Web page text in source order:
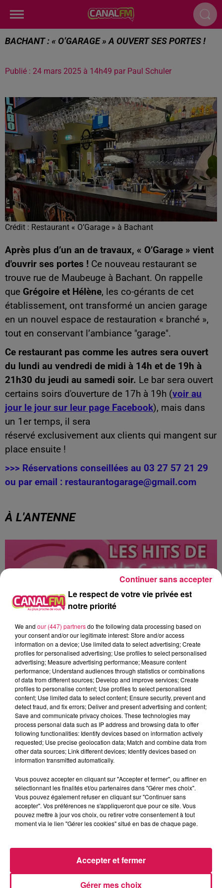
BACHANT : « O’GARAGE » A OUVERT SES PORTES !
Publié : 24 mars 2025 à 14h49 par Paul Schuler
Crédit : Restaurant « O’Garage » à Bachant
Après plus d’un an de travaux, « O’Garage » vient
d'ouvrir ses portes ! Ce nouveau restaurant se
trouve rue de Maubeuge à Bachant. On rappelle
que Grégoire et Hélène, les co-gérants de cet
établissement, ont transformé un ancien garage
en un nouvel espace de restauration « branché »,
tout en conservant l’ambiance "garage".
Ce restaurant pas comme les autres sera ouvert
du lundi au vendredi de midi à 14h et de 19h à
21h30 du jeudi au samedi soir. Le bar sera ouvert
certains soirs d'ouverture de 17h à 19h (voir au
jour le jour sur leur page Facebook), mais dans
un 1er temps, il sera
réservé exclusivement aux clients qui mangent sur
place ensuite !
>>> Réservations conseillées au 03 27 57 21 29
ou par email : restaurantogarage@gmail.com
À L'ANTENNE
0h00 - 6h00
Les hits de Canal FM
FOSTER THE PEOPLE
Pumped Up Kicks
21h53
21h53
BEBE REXHA
Sad Girls
FOOL'S GARDEN
Lemon Tree
LES ARTICLES LES PLUS CONSULTÉS
CHALEUR ET RISQUE
Le respect de votre vie privée est
notre priorité
We and our (447) partnersdo the following data processing based on
your consent and/or our legitimate interest: Store and/or access
information on a device; Use limited data to select advertising; Create
profiles for personalised advertising; Use profiles to select personalised
advertising; Measure advertising performance; Measure content
performance; Understand audiences through statistics or combinations
of data from different sources; Develop and improve services; Create
profiles to personalise content; Use profiles to select personalised
content; Use limited data to select content; Ensure security, prevent and
detect fraud, and fix errors; Deliver and present advertising and content;
Save and communicate privacy choices. These technologies may
process personal data such as IP address and browsing data to offer
following functionalities: Identify devices based on information actively
requested; Use precise geolocation data; Match and combine data from
other data sources; Link different devices; Identify devices based on
information transmitted automatically.
Vous pouvez accepter en cliquant sur "Accepter et fermer", ou affiner en
sélectionnant les finalités et/ou partenaires dans "Gérer mes choix".
Vous pouvez également refuser en cliquant sur "Continuer sans
accepter". Vos préférences ne s'appliqueront que pour ce site. Vous
pouvez mettre à jour vos choix, ou retirer votre consentement à tout
moment via le lien "Gérer les cookies" situé en bas de chaque page.
Gérer mes choix
Accepter et fermer
Continuer sans accepter